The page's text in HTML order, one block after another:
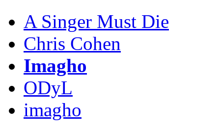
A Singer Must Die
Chris Cohen
Imagho
ODyL
imagho